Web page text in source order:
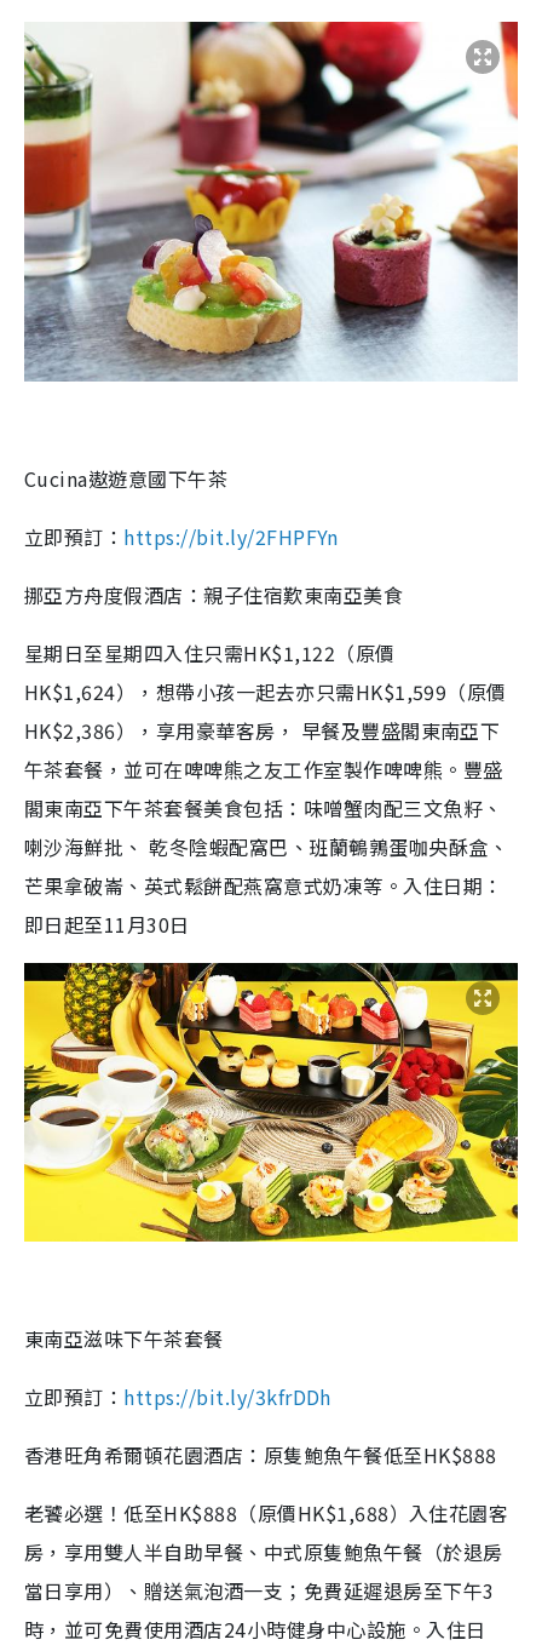
Cucina遨遊意國下午茶
立即預訂： https://bit.ly/2FHPFYn
挪亞方舟度假酒店：親子住宿歎東南亞美食
星期日至星期四入住只需HK$1,122（原價
HK$1,624）， 想帶小孩一起去亦只需HK$1,599（原價
HK$2,386）
， 享用豪華客房， 早餐及豐盛閣東南亞下
午茶套餐，並可在啤啤熊之友工作室製作啤啤熊。豐盛
閣東南亞下午茶套餐美食包括：味噌蟹肉配三文魚籽、
喇沙海鮮批、 乾冬陰蝦配窩巴、班蘭鵪鶉蛋咖央酥盒、
芒果拿破崙、英式鬆餅配燕窩意式奶凍等。入住日期：
即日起至11月30日
東南亞滋味下午茶套餐
立即預訂： https://bit.ly/3kfrDDh
香港旺角希爾頓花園酒店：原隻鮑魚午餐低至HK$888
老饕必選！低至HK$888（原價HK$1,688）入住花園客
房，享用雙人半自助早餐、中式原隻鮑魚午餐（於退房
當日享用）、贈送氣泡酒一支；免費延遲退房至下午3
時，並可免費使用酒店24小時健身中心設施。入住日